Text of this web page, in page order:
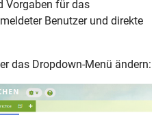
Vorgaben für das
Benutzer und direkte
das Dropdown-Menü ändern: